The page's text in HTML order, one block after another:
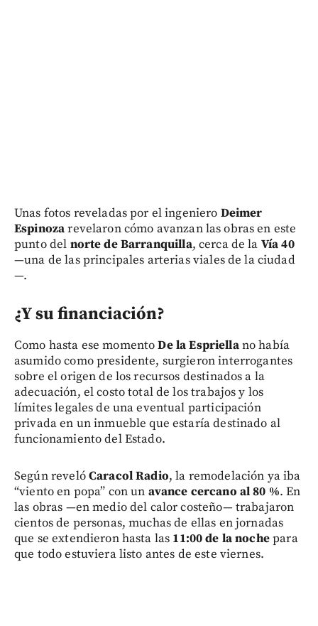
Unas fotos reveladas por el ingeniero Deimer
Espinozarevelaron cómo avanzan las obras en este
punto del norte de Barranquilla, cerca de la Vía 40
—una de las principales arterias viales de la ciudad
—.
¿Y su financiación?
Como hasta ese momentoDe la Espriellano había
asumido como presidente, surgieron interrogantes
sobre el origen de los recursos destinados a la
adecuación, el costo total de los trabajos y los
límites legales de una eventual participación
privada en un inmueble que estaría destinado al
funcionamiento del Estado.
Según revelóCaracol Radio, la remodelación ya iba
“viento en popa” con un avance cercano al 80 %. En
las obras —en medio del calor costeño— trabajaron
cientos de personas, muchas de ellas en jornadas
que se extendieron hasta las 11:00 de la nochepara
que todo estuviera listo antes de este viernes.